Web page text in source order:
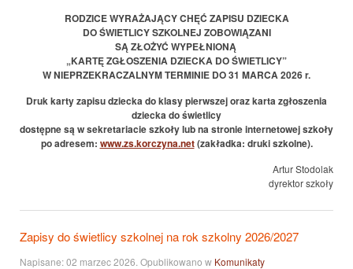
RODZICE WYRAŻAJĄCY CHĘĆ ZAPISU DZIECKA
DO ŚWIETLICY SZKOLNEJ ZOBOWIĄZANI
SĄ ZŁOŻYĆ WYPEŁNIONĄ
„KARTĘ ZGŁOSZENIA DZIECKA DO ŚWIETLICY”
W NIEPRZEKRACZALNYM TERMINIE DO 31 MARCA 2026 r.
Druk karty zapisu dziecka do klasy pierwszej oraz karta zgłoszenia
dziecka do świetlicy
dostępne są w sekretariacie szkoły lub na stronie internetowej szkoły
po adresem: www.zs.korczyna.net(zakładka: druki szkolne).
Artur Stodolak
dyrektor szkoły
Zapisy do świetlicy szkolnej na rok szkolny 2026/2027
Napisane:02 marzec 2026 . Opublikowano w Komunikaty